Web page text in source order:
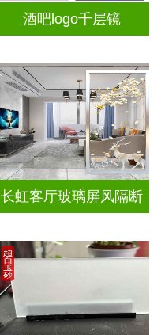
酒吧logo千层镜
长虹客厅玻璃屏风隔断